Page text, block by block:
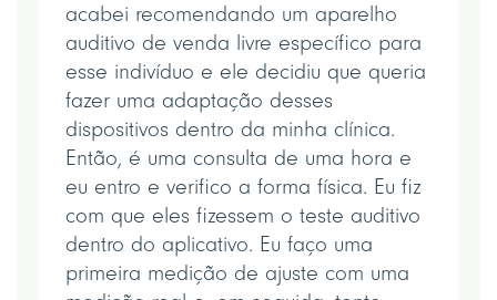
acabei recomendando um aparelho
auditivo de venda livre específico para
esse indivíduo e ele decidiu que queria
fazer uma adaptação desses
dispositivos dentro da minha clínica.
Então, é uma consulta de uma hora e
eu entro e verifico a forma física. Eu fiz
com que eles fizessem o teste auditivo
dentro do aplicativo. Eu faço uma
primeira medição de ajuste com uma